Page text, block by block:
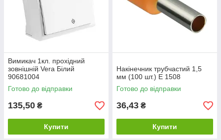
Вимикач 1кл. прохідний
зовнішній Vera Білий
90681004
Готово до відправки
135,50 ₴
Купити
Накінечник трубчастий 1,5
мм (100 шт.) E 1508
Готово до відправки
36,43 ₴
Купити